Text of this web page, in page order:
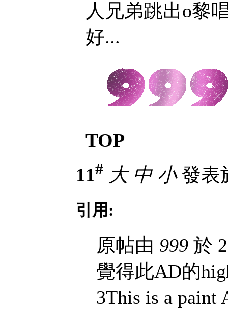
人兄弟跳出o黎
好...
TOP
11# 大 中 小發表
引用:
原帖由 999 於
覺得此AD的
3This is a